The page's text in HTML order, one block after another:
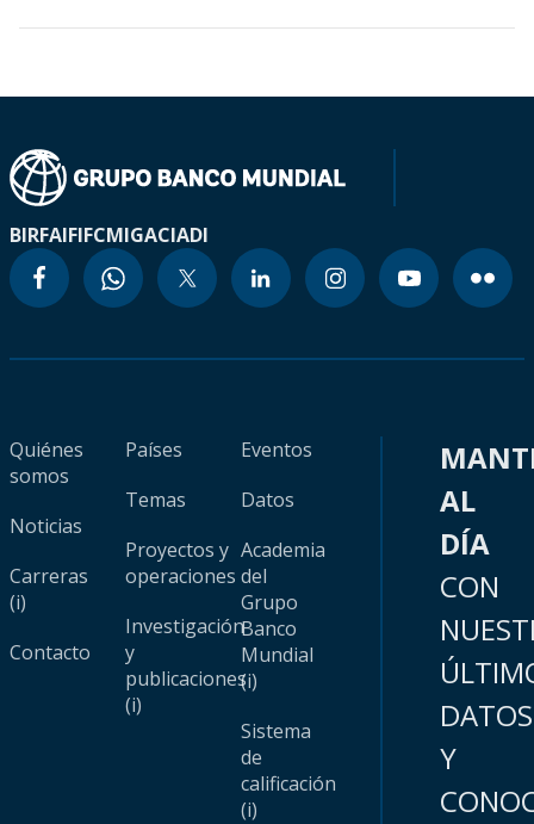
BIRFAIFIFCMIGACIADI
Quiénes
somos
Noticias
Carreras
(i)
Contacto
Países
Temas
Proyectos y
operaciones
Investigación
y
publicaciones
(i)
Eventos
Datos
Academia
del
Grupo
Banco
Mundial
(i)
Sistema
de
calificación
(i)
AL
DÍA
CON
DATOS
Y